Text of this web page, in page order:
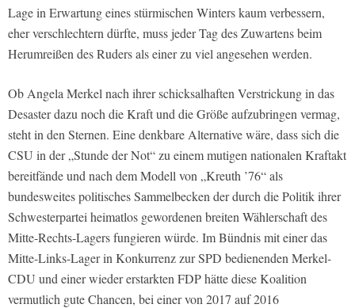
Lage in Erwartung eines stürmischen Winters kaum verbessern,
eher verschlechtern dürfte, muss jeder Tag des Zuwartens beim
Herumreißen des Ruders als einer zu viel angesehen werden.
Ob Angela Merkel nach ihrer schicksalhaften Verstrickung in das
Desaster dazu noch die Kraft und die Größe aufzubringen vermag,
steht in den Sternen. Eine denkbare Alternative wäre, dass sich die
CSU in der „Stunde der Not“ zu einem mutigen nationalen Kraftakt
bereitfände und nach dem Modell von „Kreuth ’76“ als
bundesweites politisches Sammelbecken der durch die Politik ihrer
Schwesterpartei heimatlos gewordenen breiten Wählerschaft des
Mitte-Rechts-Lagers fungieren würde. Im Bündnis mit einer das
Mitte-Links-Lager in Konkurrenz zur SPD bedienenden Merkel-
CDU und einer wieder erstarkten FDP hätte diese Koalition
vermutlich gute Chancen, bei einer von 2017 auf 2016